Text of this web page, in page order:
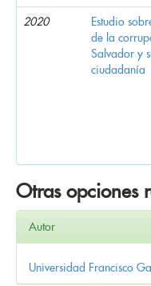
2020
Estudio
de la
Salvador y
ciudadanía
Otras opciones
Autor
Universidad Francisco